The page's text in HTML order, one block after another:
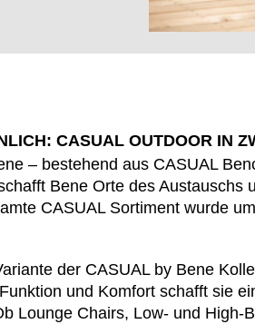
SIE
CASUAL OUTDOOR IN
– bestehend aus CASUAL
Bene Orte des Austauschs
CASUAL Sortiment wurde
der CASUAL by Bene
und Komfort schafft sie
Lounge Chairs, Low- und High-